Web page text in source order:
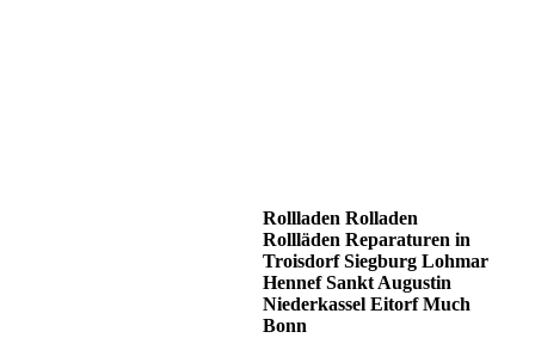
Rollladen Rolladen
Rollläden Reparaturen in
Troisdorf Siegburg Lohmar
Hennef Sankt Augustin
Niederkassel Eitorf Much
Bonn